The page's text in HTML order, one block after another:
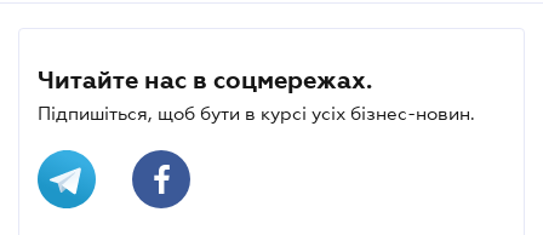
Читайте нас в соцмережах.
Підпишіться, щоб бути в курсі усіх бізнес-новин.